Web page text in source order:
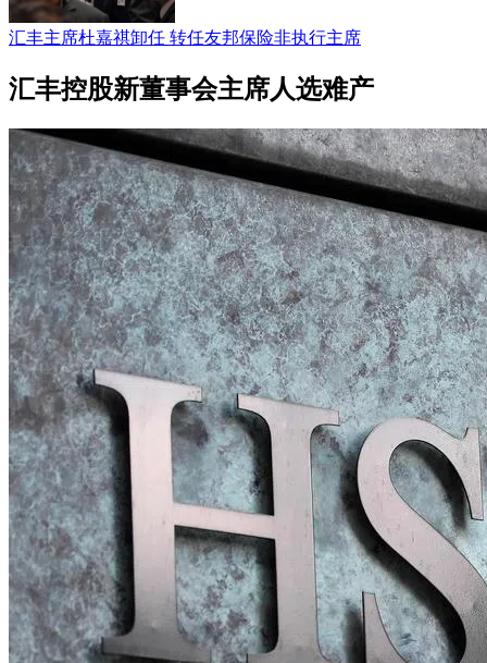
汇丰主席杜嘉祺卸任 转任友邦保险非执行主席
汇丰控股新董事会主席人选难产